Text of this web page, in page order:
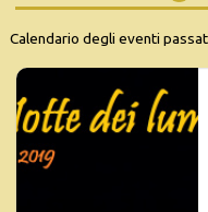
Calendario degli eventi